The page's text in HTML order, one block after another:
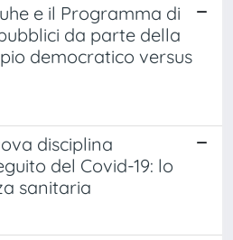
e il Programma di
da parte della
democratico versus
disciplina
del Covid-19: lo
sanitaria